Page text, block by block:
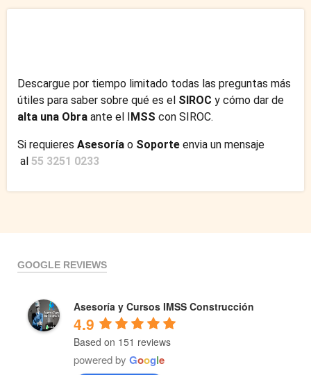
Descargue por tiempo limitado todas las preguntas más
útiles para saber sobre qué es el SIROC y cómo dar de
alta una Obra ante el I MSS con SIROC.
Si requieres Asesoría o Soporte envia un mensaje
al 55 3251 0233
GOOGLE REVIEWS
Asesoría y Cursos IMSS Construcción
4.9
Based on 151 reviews
powered by Google